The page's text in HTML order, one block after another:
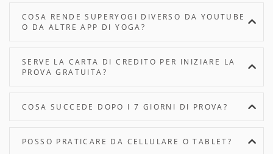
COSA RENDE SUPERYOGI DIVERSO DA YOUTUBE
O DA ALTRE APP DI YOGA?
SERVE LA CARTA DI CREDITO PER INIZIARE LA
PROVA GRATUITA?
COSA SUCCEDE DOPO I 7 GIORNI DI PROVA?
POSSO PRATICARE DA CELLULARE O TABLET?